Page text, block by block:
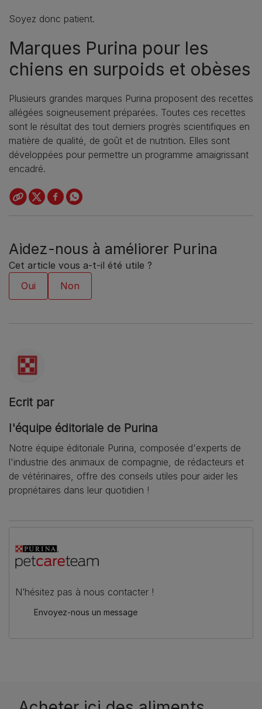
Soyez donc patient.
Marques Purina pour les
chiens en surpoids et obèses
Plusieurs grandes marques Purina proposent des recettes
allégées soigneusement préparées. Toutes ces recettes
sont le résultat des tout derniers progrès scientifiques en
matière de qualité, de goût et de nutrition. Elles sont
développées pour permettre un programme amaigrissant
encadré.
Aidez-nous à améliorer Purina
Cet article vous a-t-il été utile ?
Ecrit par
l'équipe éditoriale de Purina
Notre équipe éditoriale Purina, composée d'experts de
l'industrie des animaux de compagnie, de rédacteurs et
de vétérinaires, offre des conseils utiles pour aider les
propriétaires dans leur quotidien !
N’hésitez pas à nous contacter !
Envoyez-nous un message